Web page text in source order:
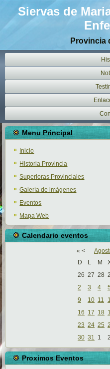
Siervas de
Provincia
Menu Principal
Inicio
Historia Provincia
Superioras Provinciales
Galería de imágenes
Eventos
Mapa Web
Calendario eventos
« <
D
L M
26 27 28
2
3 4 5
9
10 11
16 17 18
23 24 25
30 31 1 2
Proximos Eventos